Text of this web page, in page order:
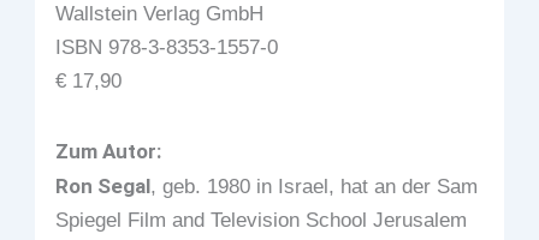
Wallstein Verlag GmbH
ISBN 978-3-8353-1557-0
€ 17,90
Zum Autor:
Ron Segal, geb. 1980 in Israel, hat an der Sam
Spiegel Film and Television School Jerusalem